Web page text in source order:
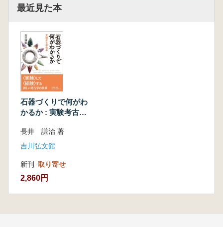
制御できない石器づくり
民族誌とうまく付き合おう
実験のガイドライン
考古学的実験レポートを作るには?
第7章 実験で分かってきたこと
技術を探る打撃と押圧
技術を探る―研磨と穿孔
石の割れが予測できるか
偶然か必然か、偉大な発明か
熱処理の謎を解く
水処理とは何か
三次元パズルを読んでみよう
音の起源を探る
最近見た本
石器づくりで何がわ
かるか : 実験考古学
長井 謙治 著
吉川弘文館
新刊 取り寄せ
2,860円